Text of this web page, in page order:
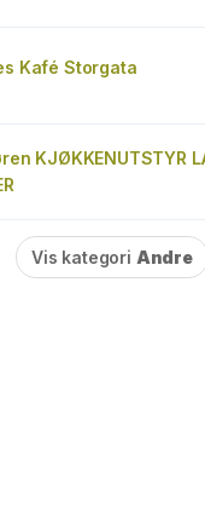
Kafé Storgata
KJØKKENUTSTYR
Vis kategori Andre